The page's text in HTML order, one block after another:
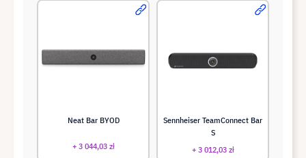
Neat Bar BYOD
+ 3 044,03 zł
Sennheiser TeamConnect Bar
S
+ 3 012,03 zł